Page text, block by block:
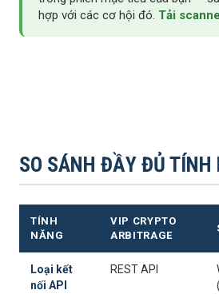
hợp với các cơ hội đó. Tải
SO SÁNH ĐẦY ĐỦ TÍNH
TÍNH
NĂNG
VIP CRYPTO
ARBITRAGE
Loại kết
nối API
REST API